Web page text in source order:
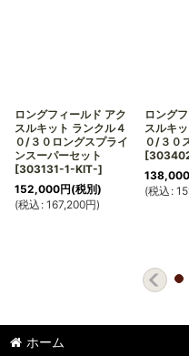
ロングフィールド アク
スルキット ランクル４
０/３０ロングスプライ
ンスーパーセット
[303131-1-KIT-]
152,000円(税別)
(税込 : 167,200円)
ロング
スルキ
０/３０
[
138,000
(税込 :
ホーム